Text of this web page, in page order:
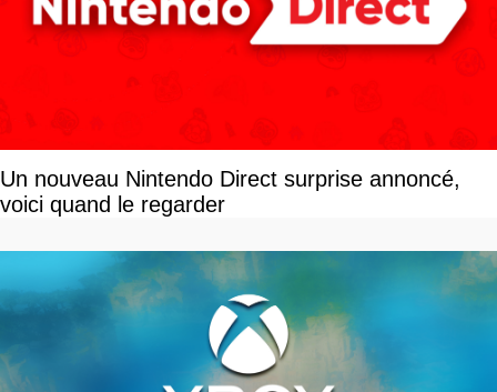
Un nouveau Nintendo Direct surprise annoncé,
voici quand le regarder